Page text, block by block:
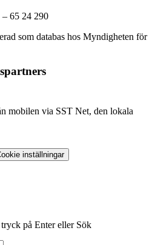
– 65 24 290
som databas hos Myndigheten för
mobilen via SST Net, den lokala
inställningar
på Enter eller Sök